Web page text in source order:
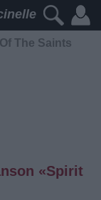
The Saints
«Spirit